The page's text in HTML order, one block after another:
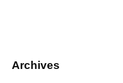
Archives